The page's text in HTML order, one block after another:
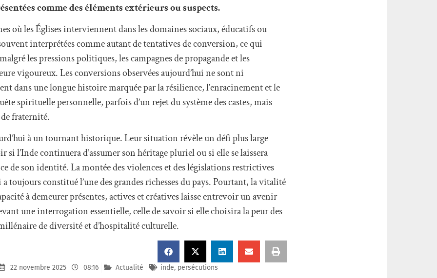
comme des éléments extérieurs ou suspects.
où les Églises interviennent dans les domaines sociaux, éducatifs ou
interprétées comme autant de tentatives de conversion, ce qui
les pressions politiques, les campagnes de propagande et les
vigoureux. Les conversions observées aujourd’hui ne sont ni
dans une longue histoire marquée par la résilience, l’enracinement et le
spirituelle personnelle, parfois d’un rejet du système des castes, mais
fraternité.
à un tournant historique. Leur situation révèle un défi plus large
l’Inde continuera d’assumer son héritage pluriel ou si elle se laissera
de son identité. La montée des violences et des législations restrictives
toujours constitué l’une des grandes richesses du pays. Pourtant, la vitalité
à demeurer présentes, actives et créatives laisse entrevoir un avenir
une interrogation essentielle, celle de savoir si elle choisira la peur des
de diversité et d’hospitalité culturelle.
22 novembre 2025 08:16 Actualité inde, persécutions